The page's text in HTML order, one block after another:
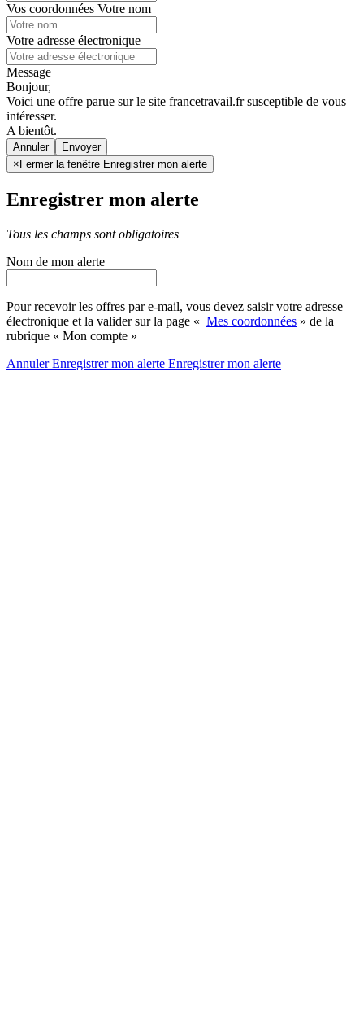
Vos coordonnées Votre nom
Votre adresse électronique
Message
Bonjour,
Voici une offre parue sur le site francetravail.fr susceptible de vous
intéresser.
A bientôt.
Annuler
× Fermer la fenêtre Enregistrer mon alerte
Enregistrer mon alerte
Tous les champs sont obligatoires
Nom de mon alerte
Pour recevoir les offres par e-mail, vous devez saisir votre adresse
électronique et la valider sur la page « Mes coordonnées » de la
rubrique « Mon compte »
AnnulerEnregistrer mon alerte Enregistrermon alerte